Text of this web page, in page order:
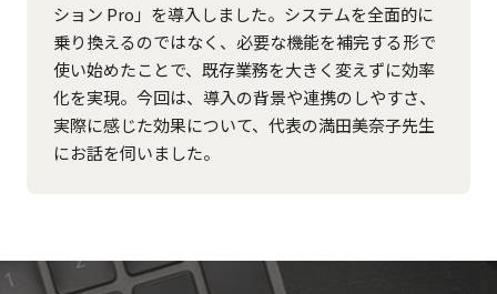
ション Pro」を導入しました。システムを全面的に
乗り換えるのではなく、必要な機能を補完する形で
使い始めたことで、既存業務を大きく変えずに効率
化を実現。今回は、導入の背景や連携のしやすさ、
実際に感じた効果について、代表の満田美奈子先生
にお話を伺いました。